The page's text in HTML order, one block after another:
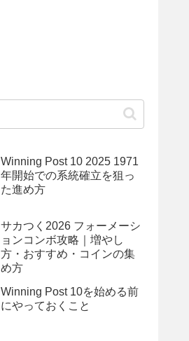
Winning Post 10 2025 1971
年開始での系統確立を狙っ
た進め方
サカつく2026 フォーメーシ
ョンコンボ攻略｜増やし
方・おすすめ・コインの集
め方
Winning Post 10を始める前
にやっておくこと